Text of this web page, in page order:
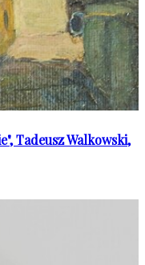
Tadeusz Walkowski,